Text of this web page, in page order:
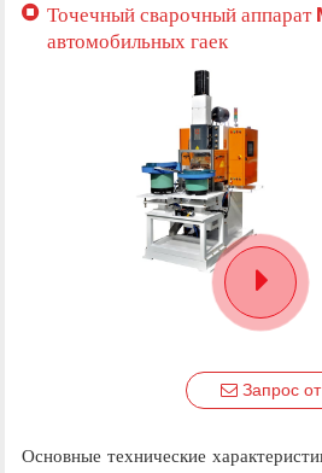
Точечный сварочный аппарат
автомобильных гаек
Запрос от
Основные технические